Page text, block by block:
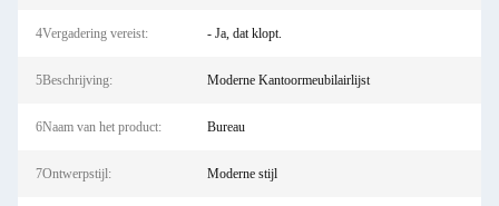
4Vergadering vereist: - Ja, dat klopt.
5Beschrijving: Moderne Kantoormeubilairlijst
6Naam van het product: Bureau
7Ontwerpstijl: Moderne stijl